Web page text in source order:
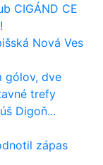
CIGÁND CE
Nová Ves
gólov, dve
trefy
Digoň...
zápas